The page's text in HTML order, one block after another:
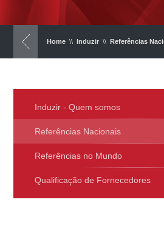
Home \\ Induzir \\ Referências
Induzir - Quem somos
Referências Nacionais
Referências no Mundo
Qualificação de Fornecedores